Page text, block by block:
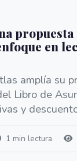
propuesta
en
amplía su
Libro de
y
1 min lectura